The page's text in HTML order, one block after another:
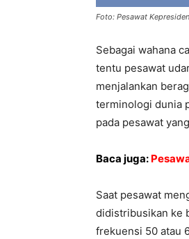
Foto: Pesawat
Sebagai wahana
tentu pesawat
menjalankan
terminologi dunia
pada pesawat
Baca juga:
Saat pesawat
didistribusikan ke
frekuensi 50 atau